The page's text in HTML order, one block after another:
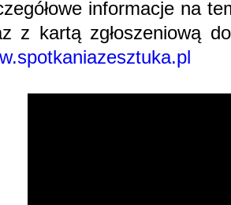
informacje na
z kartą zgłoszeniową